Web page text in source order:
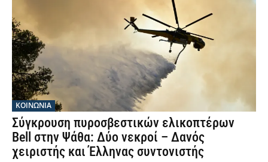
ΚΟΙΝΩΝΙΑ
Σύγκρουση πυροσβεστικών ελικοπτέρων
Bell στην Ψάθα: Δύο νεκροί – Δανός
χειριστής και Έλληνας συντονιστής